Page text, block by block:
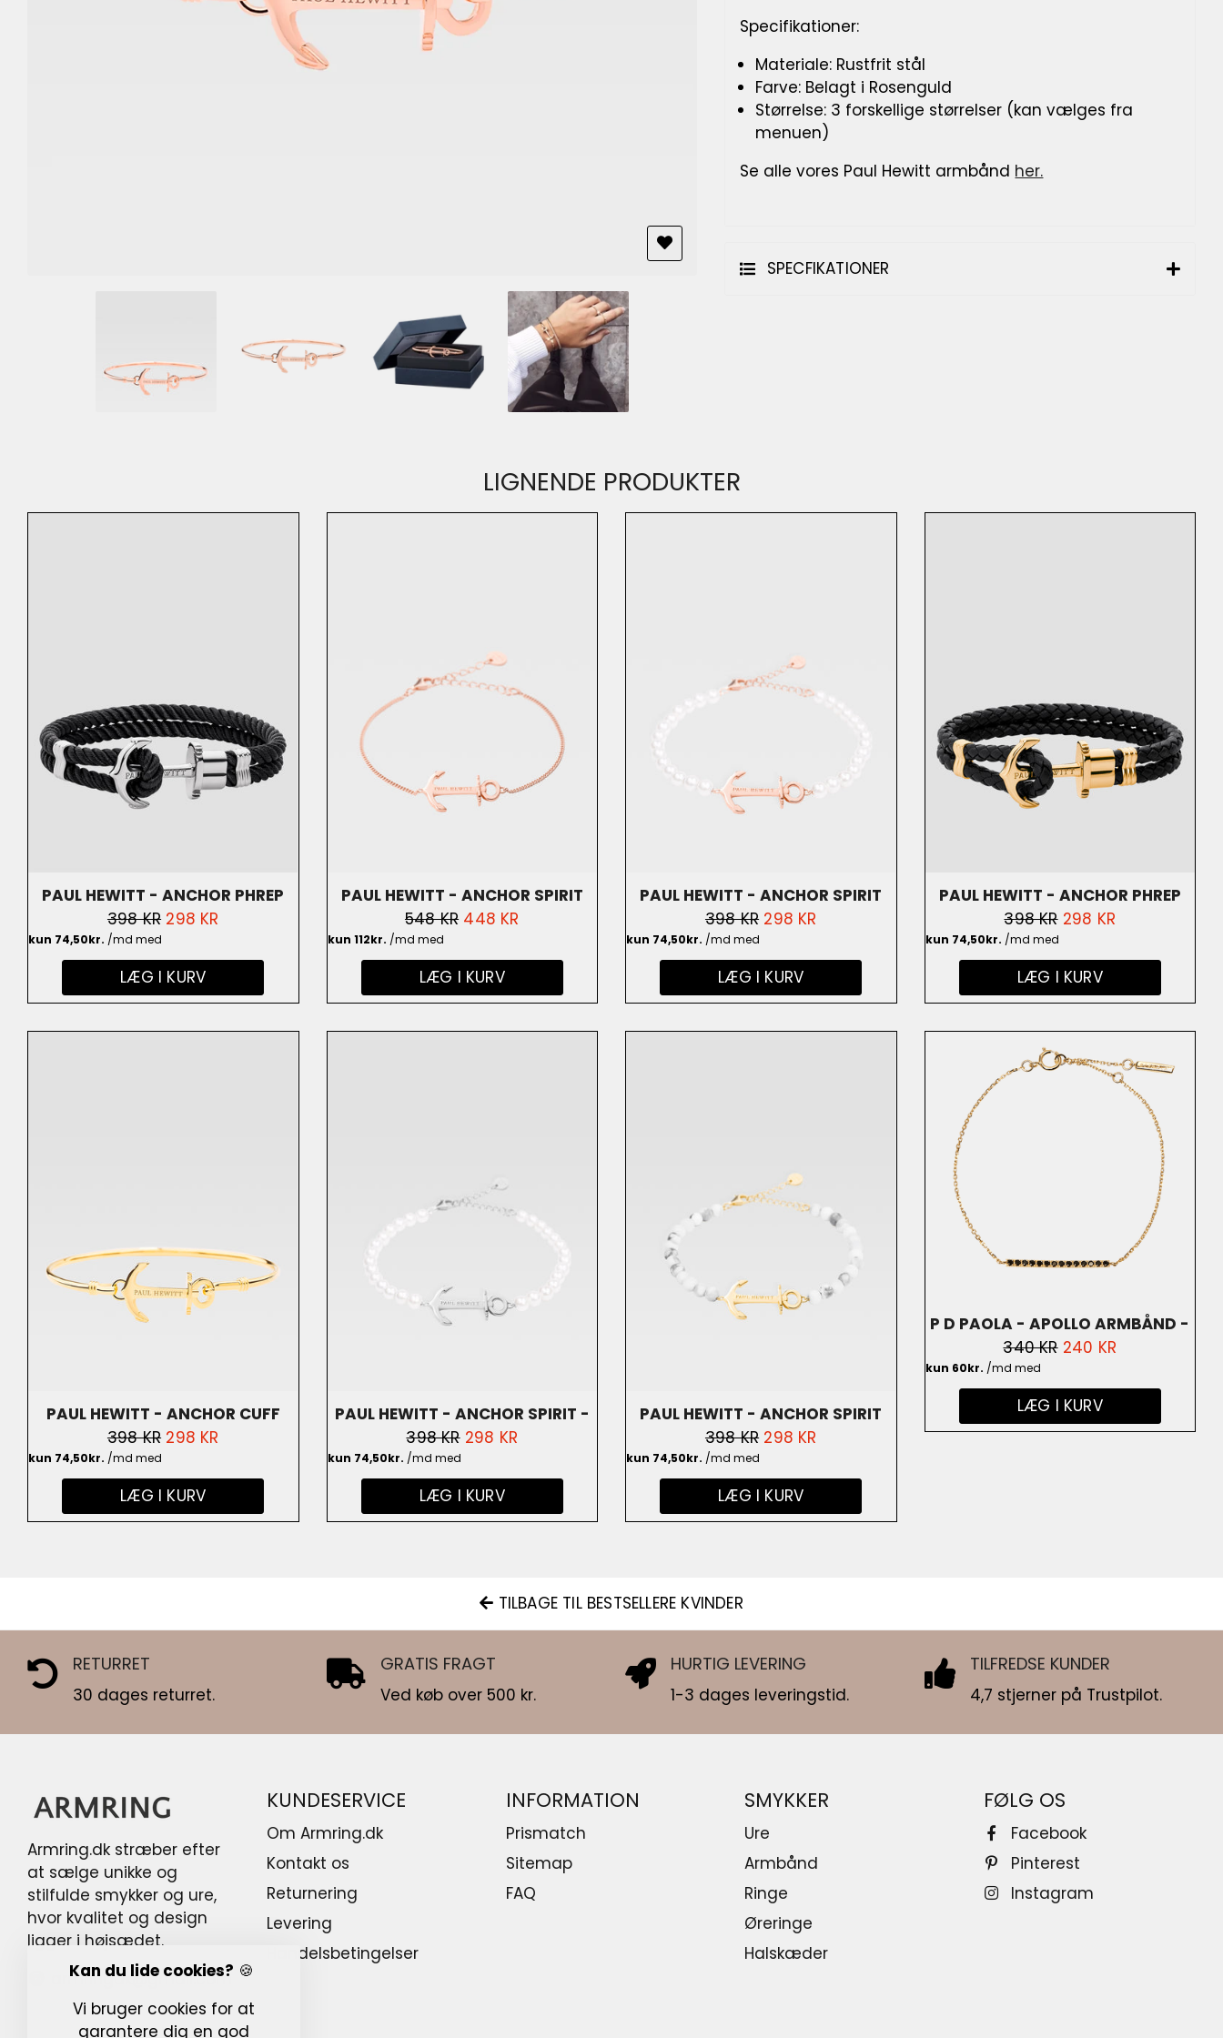
Specifikationer:
Materiale: Rustfrit stål
Farve: Belagt i Rosenguld
Størrelse: 3 forskellige størrelser (kan vælges fra
menuen)
Se alle vores Paul Hewitt armbånd her.
SPECFIKATIONER
LIGNENDE PRODUKTER
PAUL HEWITT - ANCHOR PHREP
NYLON SORT/SØLV - PH-PH-N-S-
B
NORMALPRIS
398 KR UDSALGSPRIS
298 KR
PAUL HEWITT - ANCHOR SPIRIT
BELAGT I 18K ROSENGULD - PH-
AB-R
NORMALPRIS
548 KR UDSALGSPRIS
448 KR
LÆG I KURV
PAUL HEWITT - ANCHOR SPIRIT
BELAGT I ROSENGULD/PERLER -
PH-ABB-R-P
NORMALPRIS
398 KR UDSALGSPRIS
298 KR
LÆG I KURV
PAUL HEWITT - ANCHOR PHREP
GULDBELAGT/SORT - PH-PH-L-G-
B
NORMALPRIS
398 KR UDSALGSPRIS
298 KR
PAUL HEWITT - ANCHOR CUFF
GULDBELAGT - PH-BA-A-G
NORMALPRIS
398 KR UDSALGSPRIS
298 KR
PAUL HEWITT - ANCHOR SPIRIT -
PH-ABB-S-P
NORMALPRIS
398 KR UDSALGSPRIS
298 KR
LÆG I KURV
PAUL HEWITT - ANCHOR SPIRIT
GULDBELAGT/MARMOR - PH-
ABB-G-M
NORMALPRIS
398 KR UDSALGSPRIS
298 KR
LÆG I KURV
P D PAOLA - APOLLO ARMBÅND -
18K GULDBELÆGNING
NORMALPRIS
340 KR UDSALGSPRIS
240 KR
LÆG I KURV
TILBAGE TIL BESTSELLERE KVINDER
RETURRET
30 dages returret.
GRATIS FRAGT
Ved køb over 500 kr.
HURTIG LEVERING
1-3 dages leveringstid.
TILFREDSE KUNDER
4,7 stjerner på Trustpilot.
Armring.dk stræber efter
at sælge unikke og
stilfulde smykker og ure,
hvor kvalitet og design
ligger i højsædet.
armringdk@gmail.com
KUNDESERVICE
Om Armring.dk
Kontakt os
Returnering
Levering
Handelsbetingelser
INFORMATION
Prismatch
Sitemap
FAQ
SMYKKER
Ure
Armbånd
Ringe
Øreringe
Halskæder
FØLG OS
Facebook
Pinterest
Instagram
Kan du lide cookies? 🍪
Vi bruger cookies for at
garantere dig en god